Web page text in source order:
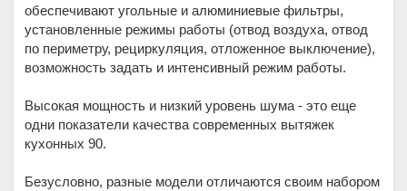
обеспечивают угольные и алюминиевые фильтры,
установленные режимы работы (отвод воздуха, отвод
по периметру, рециркуляция, отложенное выключение),
возможность задать и интенсивный режим работы.
Высокая мощность и низкий уровень шума - это еще
одни показатели качества современных вытяжек
кухонных 90.
Безусловно, разные модели отличаются своим набором